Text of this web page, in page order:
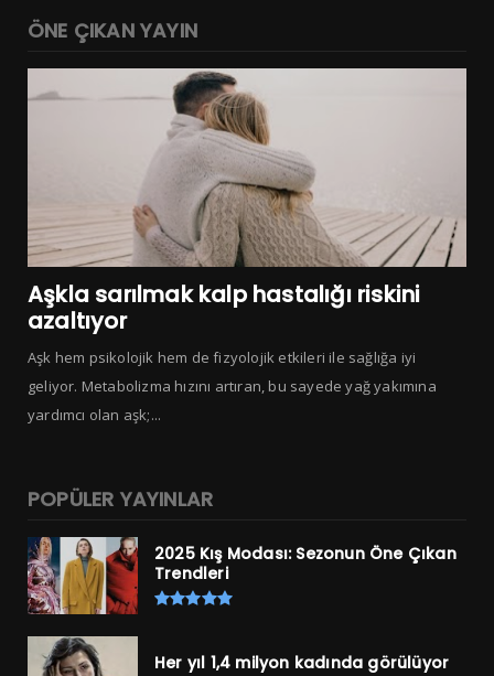
ÖNE ÇIKAN YAYIN
Aşkla sarılmak kalp hastalığı riskini
azaltıyor
Aşk hem psikolojik hem de fizyolojik etkileri ile sağlığa iyi
geliyor. Metabolizma hızını artıran, bu sayede yağ yakımına
yardımcı olan aşk;...
POPÜLER YAYINLAR
2025 Kış Modası: Sezonun Öne Çıkan
Trendleri
Her yıl 1,4 milyon kadında görülüyor